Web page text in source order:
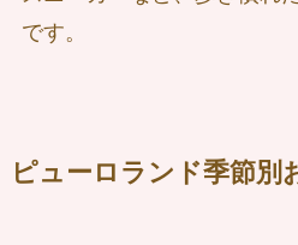
です。
ピューロランド季節別